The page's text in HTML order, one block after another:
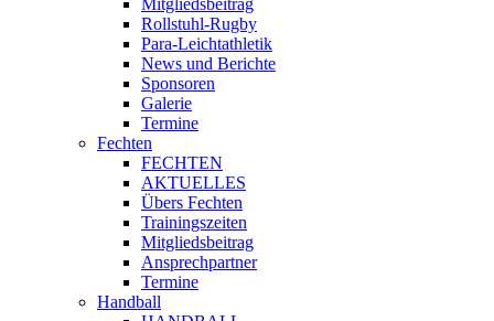
Mitgliedsbeitrag
Rollstuhl-Rugby
Para-Leichtathletik
News und Berichte
Sponsoren
Galerie
Termine
Fechten
FECHTEN
AKTUELLES
Übers Fechten
Trainingszeiten
Mitgliedsbeitrag
Ansprechpartner
Termine
Handball